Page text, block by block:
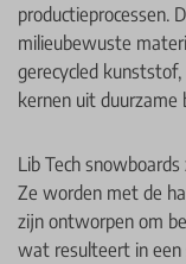
productieprocessen.
milieubewuste
gerecycled
kernen uit duurzame
Lib Tech
Ze worden met de
zijn ontworpen om
wat resulteert in een